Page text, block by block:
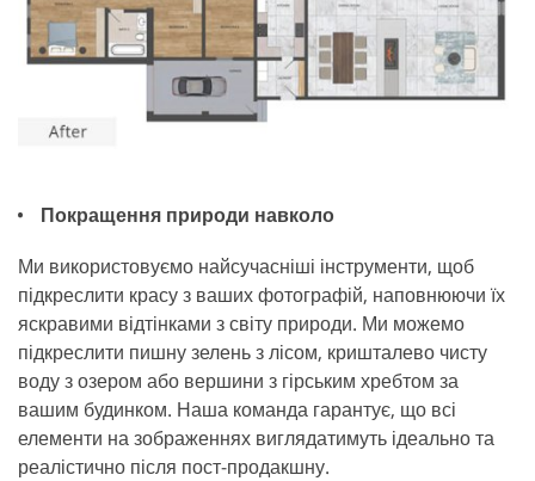
Покращення природи навколо
Ми використовуємо найсучасніші інструменти, щоб
підкреслити красу з ваших фотографій, наповнюючи їх
яскравими відтінками з світу природи. Ми можемо
підкреслити пишну зелень з лісом, кришталево чисту
воду з озером або вершини з гірським хребтом за
вашим будинком. Наша команда гарантує, що всі
елементи на зображеннях виглядатимуть ідеально та
реалістично після пост-продакшну.